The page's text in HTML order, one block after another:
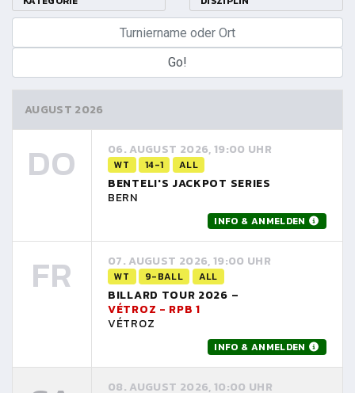
AUGUST 2026
DO 06. AUGUST 2026, 19:00 UHR
WT 14-1 ALL
BENTELI'S JACKPOT SERIES
BERN
INFO & ANMELDEN
FR 07. AUGUST 2026, 19:00 UHR
WT 9-BALL ALL
BILLARD TOUR 2026 –
VÉTROZ - RPB 1
VÉTROZ
INFO & ANMELDEN
08. AUGUST 2026, 10:00 UHR